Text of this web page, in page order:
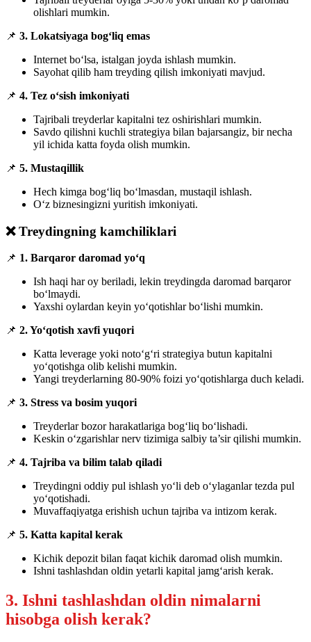
olishlari mumkin.
📌 3. Lokatsiyaga bog‘liq emas
Internet bo‘lsa, istalgan joyda ishlash mumkin.
Sayohat qilib ham treyding qilish imkoniyati mavjud.
📌 4. Tez o‘sish imkoniyati
Tajribali treyderlar kapitalni tez oshirishlari mumkin.
Savdo qilishni kuchli strategiya bilan bajarsangiz, bir necha
yil ichida katta foyda olish mumkin.
📌 5. Mustaqillik
Hech kimga bog‘liq bo‘lmasdan, mustaqil ishlash.
O‘z biznesingizni yuritish imkoniyati.
❌ Treydingning kamchiliklari
📌 1. Barqaror daromad yo‘q
Ish haqi har oy beriladi, lekin treydingda daromad barqaror
bo‘lmaydi.
Yaxshi oylardan keyin yo‘qotishlar bo‘lishi mumkin.
📌 2. Yo‘qotish xavfi yuqori
Katta leverage yoki noto‘g‘ri strategiya butun kapitalni
yo‘qotishga olib kelishi mumkin.
Yangi treyderlarning 80-90% foizi yo‘qotishlarga duch keladi.
📌 3. Stress va bosim yuqori
Treyderlar bozor harakatlariga bog‘liq bo‘lishadi.
Keskin o‘zgarishlar nerv tizimiga salbiy ta’sir qilishi mumkin.
📌 4. Tajriba va bilim talab qiladi
Treydingni oddiy pul ishlash yo‘li deb o‘ylaganlar tezda pul
yo‘qotishadi.
Muvaffaqiyatga erishish uchun tajriba va intizom kerak.
📌 5. Katta kapital kerak
Kichik depozit bilan faqat kichik daromad olish mumkin.
Ishni tashlashdan oldin yetarli kapital jamg‘arish kerak.
3. Ishni tashlashdan oldin nimalarni
hisobga olish kerak?